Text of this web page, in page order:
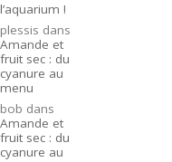
l’aquarium !
plessis dans
Amande et
fruit sec : du
cyanure au
menu
bob dans
Amande et
fruit sec : du
cyanure au